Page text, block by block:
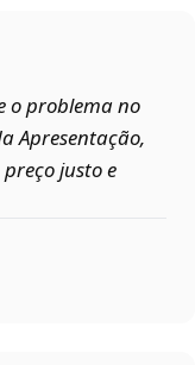
o problema no
Apresentação,
justo e